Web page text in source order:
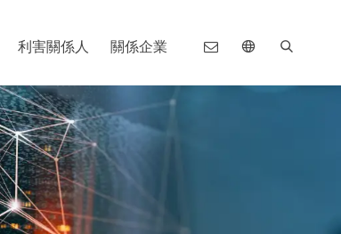
利害關係人 關係企業